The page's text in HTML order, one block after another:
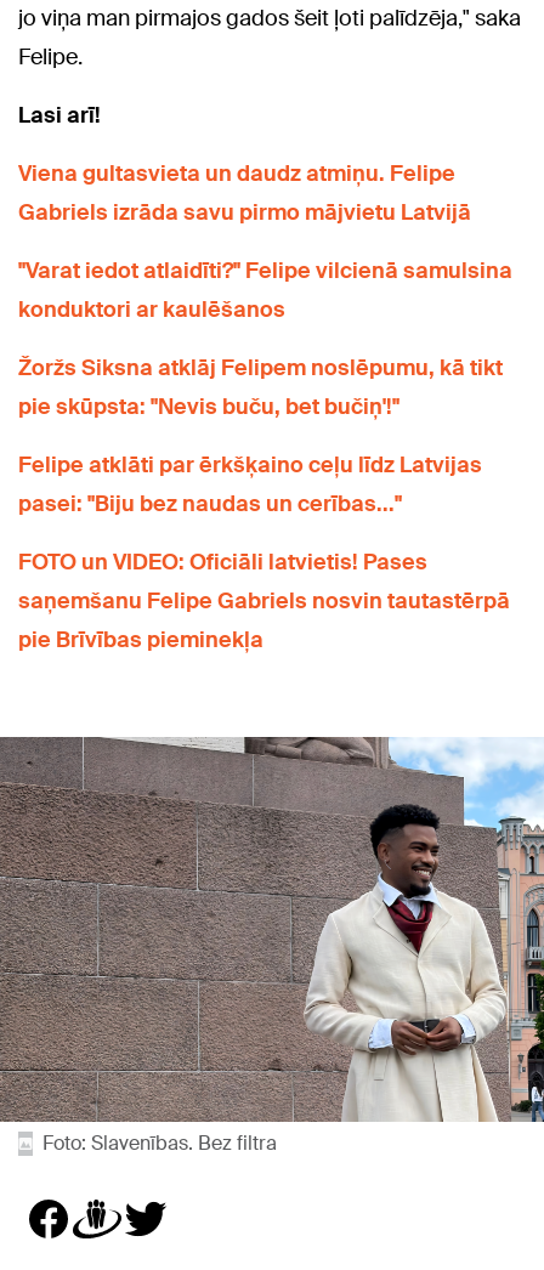
jo viņa man pirmajos gados šeit ļoti palīdzēja," saka
Felipe.
Lasi arī!
Viena gultasvieta un daudz atmiņu. Felipe
Gabriels izrāda savu pirmo mājvietu Latvijā
"Varat iedot atlaidīti?" Felipe vilcienā samulsina
konduktori ar kaulēšanos
Žoržs Siksna atklāj Felipem noslēpumu, kā tikt
pie skūpsta: "Nevis buču, bet bučiņ'!"
Felipe atklāti par ērkšķaino ceļu līdz Latvijas
pasei: "Biju bez naudas un cerības..."
FOTO un VIDEO: Oficiāli latvietis! Pases
saņemšanu Felipe Gabriels nosvin tautastērpā
pie Brīvības pieminekļa
Foto: Slavenības. Bez filtra